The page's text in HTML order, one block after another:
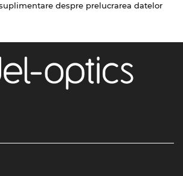
despre prelucrarea datelor